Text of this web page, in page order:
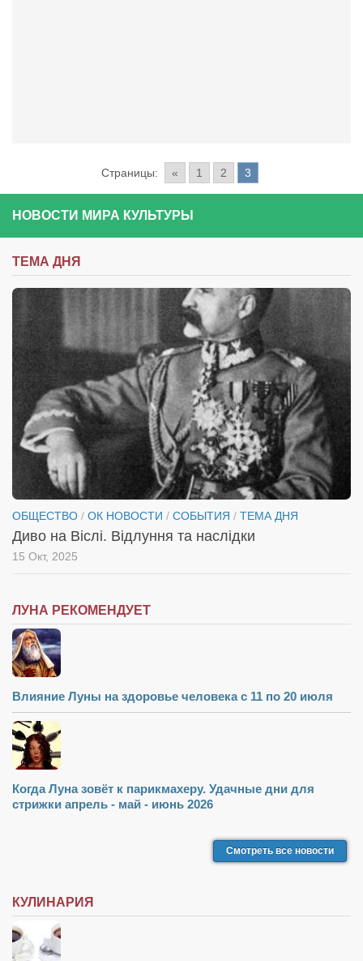
Страницы: « 1 2 3
НОВОСТИ МИРА КУЛЬТУРЫ
ТЕМА ДНЯ
ОБЩЕСТВО / ОК НОВОСТИ / СОБЫТИЯ / ТЕМА ДНЯ
Диво на Віслі. Відлуння та наслідки
15 Окт, 2025
ЛУНА РЕКОМЕНДУЕТ
Влияние Луны на здоровье человека с 11 по 20 июля
Когда Луна зовёт к парикмахеру. Удачные дни для
стрижки апрель - май - июнь 2026
Смотреть все новости
КУЛИНАРИЯ